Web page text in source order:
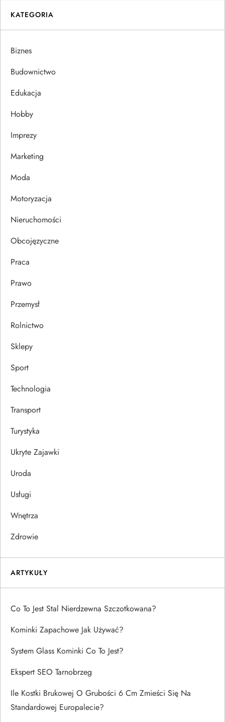
g
a
c
a
w
p
s
u
KATEGORIA
Biznes
Budownictwo
Edukacja
Hobby
Imprezy
Marketing
Moda
Motoryzacja
Nieruchomości
Obcojęzyczne
Praca
Prawo
Przemysł
Rolnictwo
Sklepy
Sport
Technologia
Transport
Turystyka
Ukryte Zajawki
Uroda
Usługi
Wnętrza
Zdrowie
ARTYKUŁY
Co To Jest Stal Nierdzewna Szczotkowana?
Kominki Zapachowe Jak Używać?
System Glass Kominki Co To Jest?
Ekspert SEO Tarnobrzeg
Ile Kostki Brukowej O Grubości 6 Cm Zmieści Się Na
Standardowej Europalecie?